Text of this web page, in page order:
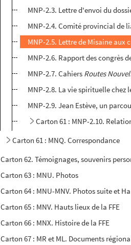
MNP-2.3. Lettre d'envoi du
MNP-2.4. Comité provincial de
MNP-2.5. Lettre de Misaine aux
MNP-2.6. Rapport des congrès
MNP-2.7. Cahiers Routes
MNP-2.8. La vie spirituelle chez
MNP-2.9. Jean Estève, un
Carton 61 : MNP-2.10.
Carton 61 : MNQ. Correspondance
Carton 62. Témoignages, souvenirs
Carton 63 : MNU. Photos
Carton 64 : MNU-MNV. Photos suite et
Carton 65 : MNV. Hauts lieux de la FFE
Carton 66 : MNX. Histoire de la FFE
Carton 67 : MR et ML. Documents